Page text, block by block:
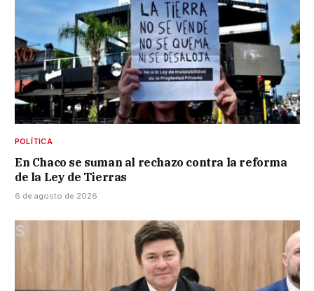
POLÍTICA
En Chaco se suman al rechazo contra la reforma
de la Ley de Tierras
6 de agosto de 2026